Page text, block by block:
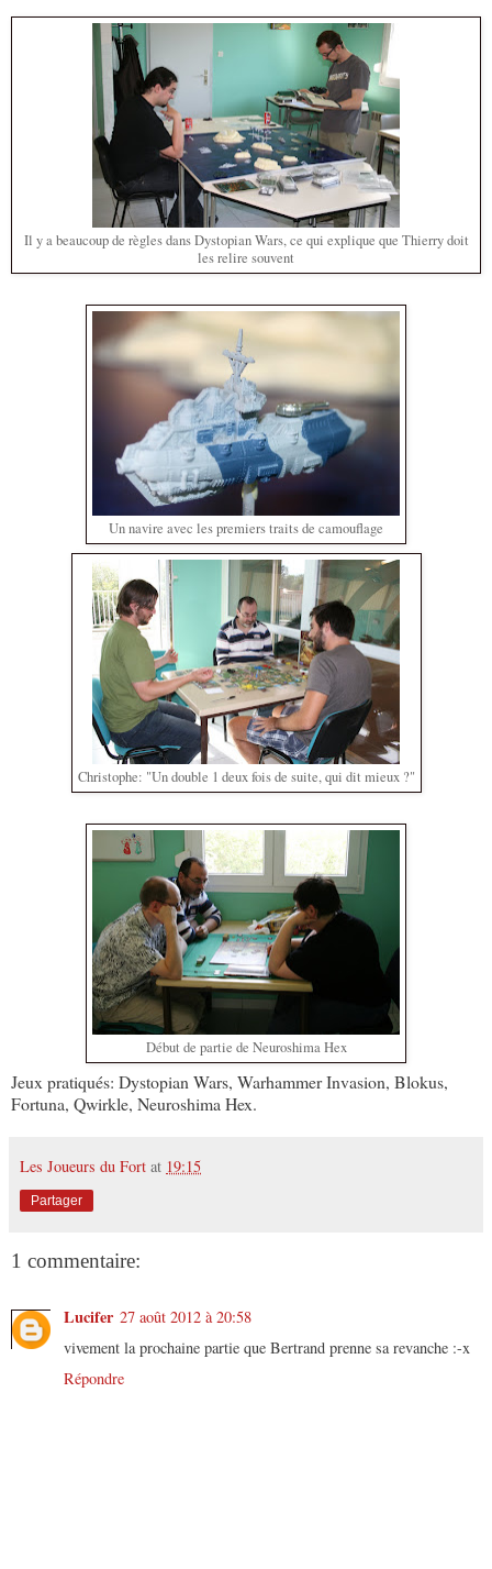
Il y a beaucoup de règles dans Dystopian Wars, ce qui explique que Thierry doit
les relire souvent
Un navire avec les premiers traits de camouflage
Christophe: "Un double 1 deux fois de suite, qui dit mieux ?"
Début de partie de Neuroshima Hex
Jeux pratiqués: Dystopian Wars, Warhammer Invasion, Blokus,
Fortuna, Qwirkle, Neuroshima Hex.
Les Joueurs du Fort at 19:15
Partager
1 commentaire:
Lucifer 27 août 2012 à 20:58
vivement la prochaine partie que Bertrand prenne sa revanche :-x
Répondre